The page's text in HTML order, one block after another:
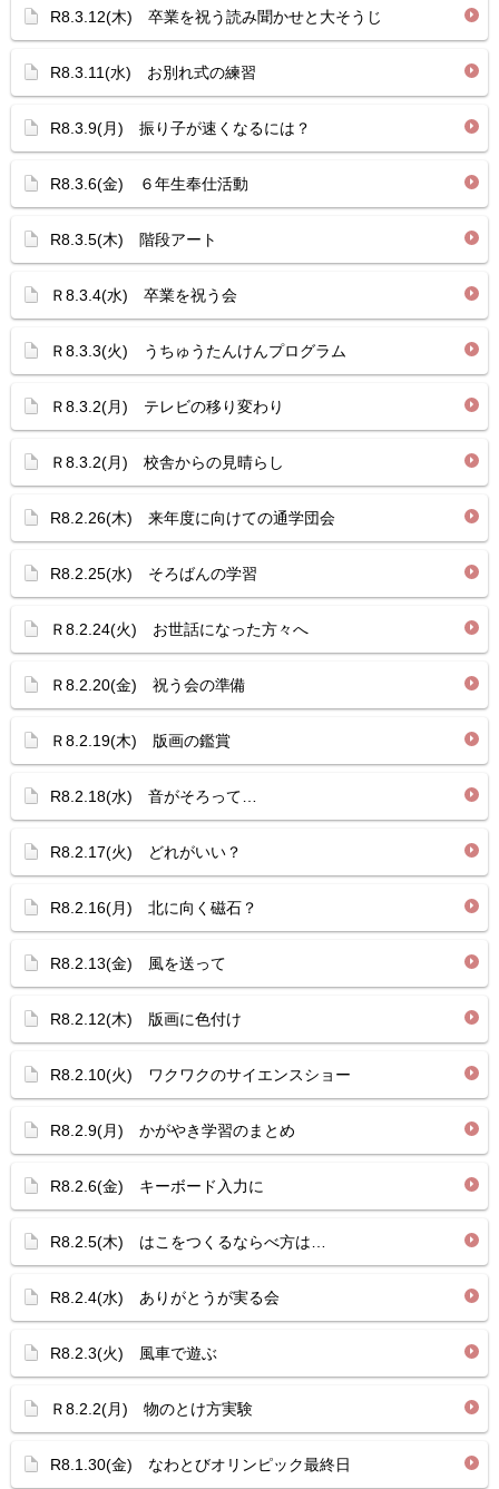
R8.3.12(木) 卒業を祝う読み聞かせと大そうじ
R8.3.11(水) お別れ式の練習
R8.3.9(月) 振り子が速くなるには？
R8.3.6(金) ６年生奉仕活動
R8.3.5(木) 階段アート
Ｒ8.3.4(水) 卒業を祝う会
Ｒ8.3.3(火) うちゅうたんけんプログラム
Ｒ8.3.2(月) テレビの移り変わり
Ｒ8.3.2(月) 校舎からの見晴らし
R8.2.26(木) 来年度に向けての通学団会
R8.2.25(水) そろばんの学習
Ｒ8.2.24(火) お世話になった方々へ
Ｒ8.2.20(金) 祝う会の準備
Ｒ8.2.19(木) 版画の鑑賞
R8.2.18(水) 音がそろって…
R8.2.17(火) どれがいい？
R8.2.16(月) 北に向く磁石？
R8.2.13(金) 風を送って
R8.2.12(木) 版画に色付け
R8.2.10(火) ワクワクのサイエンスショー
R8.2.9(月) かがやき学習のまとめ
R8.2.6(金) キーボード入力に
R8.2.5(木) はこをつくるならべ方は…
R8.2.4(水) ありがとうが実る会
R8.2.3(火) 風車で遊ぶ
Ｒ8.2.2(月) 物のとけ方実験
R8.1.30(金) なわとびオリンピック最終日